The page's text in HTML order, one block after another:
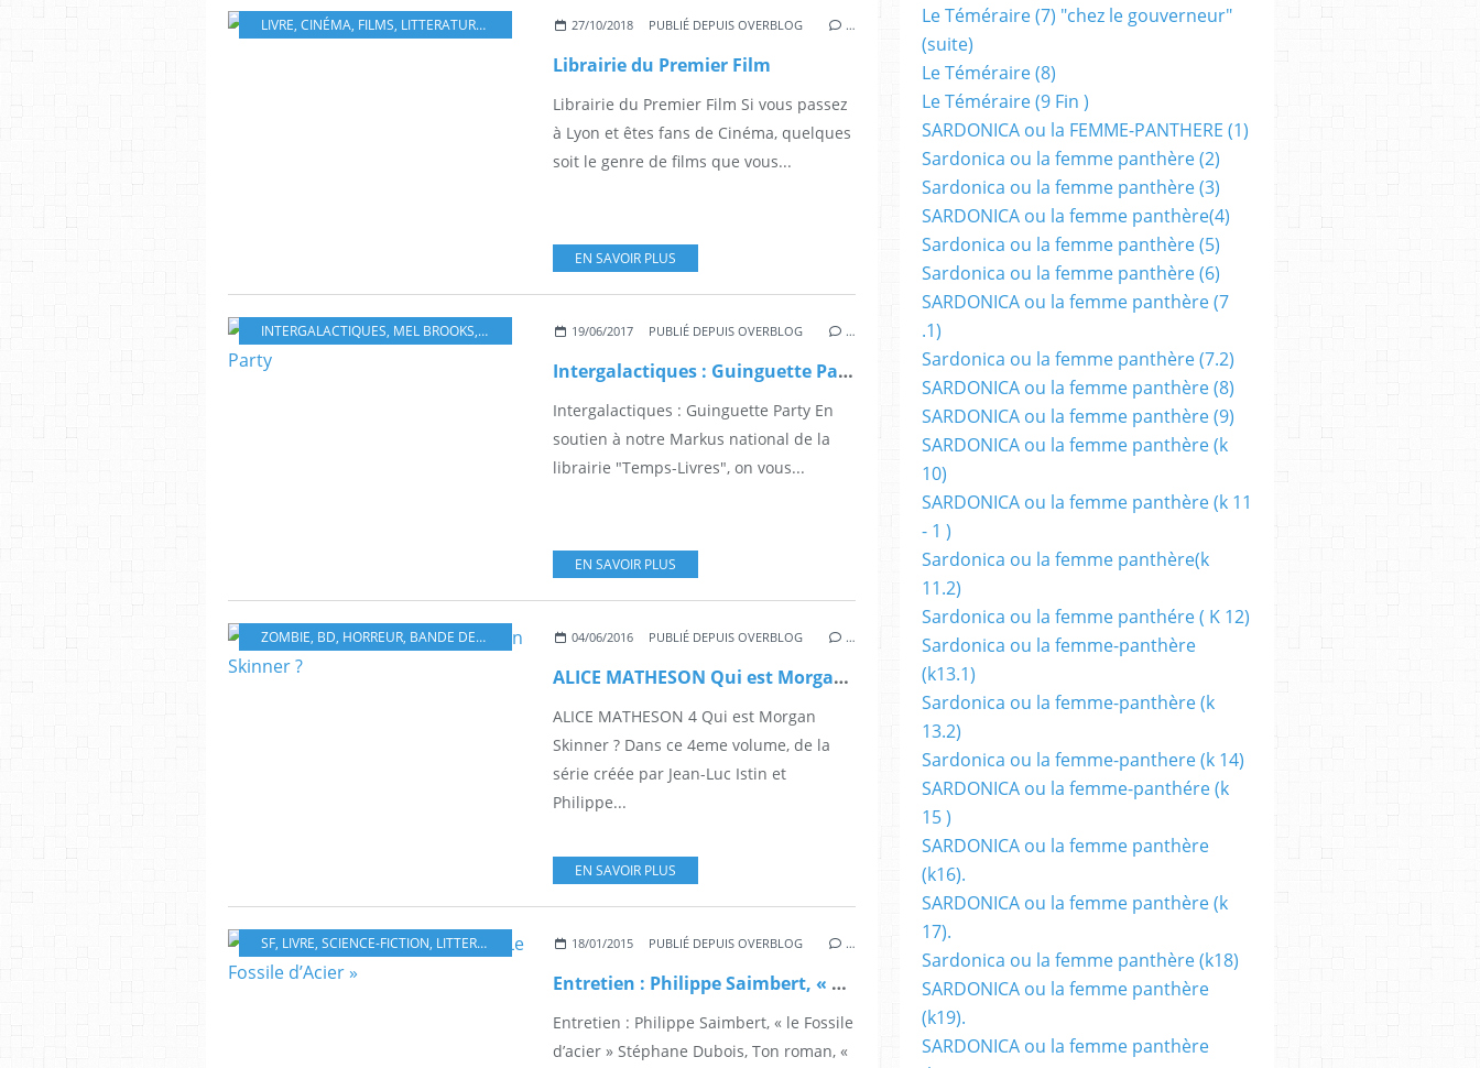
LIVRE, CINÉMA, FILMS, LITTERATURE , CINÉMA -DVD,FESTIVAL LUMIERE LYON
27/10/2018 PUBLIÉ DEPUIS OVERBLOG …
Librairie du Premier Film
Librairie du Premier Film Si vous passez
à Lyon et êtes fans de Cinéma, quelques
soit le genre de films que vous...
EN SAVOIR PLUS
INTERGALACTIQUES, MEL BROOKS, SALON LIVRE, DEDICASSE CINÉMA,CONCERT,FANTASTIQUE FANTASY, AUTEUR
19/06/2017 PUBLIÉ DEPUIS OVERBLOG …
Intergalactiques : Guinguette Party
Intergalactiques : Guinguette Party En
soutien à notre Markus national de la
librairie "Temps-Livres", on vous...
EN SAVOIR PLUS
ZOMBIE, BD, HORREUR, BANDE DESSINÉ ,FANTASTIQUE,AUTEUR,SOLEIL,ILLUSTRATEUR ALBUM
04/06/2016 PUBLIÉ DEPUIS OVERBLOG …
ALICE MATHESON Qui est Morgan Skinner ?
ALICE MATHESON 4 Qui est Morgan
Skinner ? Dans ce 4eme volume, de la
série créée par Jean-Luc Istin et
Philippe...
EN SAVOIR PLUS
SF, LIVRE, SCIENCE-FICTION, LITTERATURE , FANTASTIQUE,THRILLER,HORREUR,BD
18/01/2015 PUBLIÉ DEPUIS OVERBLOG …
Entretien : Philippe Saimbert, « Le Fossile d’Acier »
Entretien : Philippe Saimbert, « le Fossile
d’acier » Stéphane Dubois, Ton roman, «
Le Téméraire (7) "chez le gouverneur"
(suite)
Le Téméraire (8)
Le Téméraire (9 Fin )
SARDONICA ou la FEMME-PANTHERE (1)
Sardonica ou la femme panthère (2)
Sardonica ou la femme panthère (3)
SARDONICA ou la femme panthère(4)
Sardonica ou la femme panthère (5)
Sardonica ou la femme panthère (6)
SARDONICA ou la femme panthère (7
.1)
Sardonica ou la femme panthère (7.2)
SARDONICA ou la femme panthère (8)
SARDONICA ou la femme panthère (9)
SARDONICA ou la femme panthère (k
10)
SARDONICA ou la femme panthère (k 11
- 1 )
Sardonica ou la femme panthère(k
11.2)
Sardonica ou la femme panthére ( K 12)
Sardonica ou la femme-panthère
(k13.1)
Sardonica ou la femme-panthère (k
13.2)
Sardonica ou la femme-panthere (k 14)
SARDONICA ou la femme-panthére (k
15 )
SARDONICA ou la femme panthère
(k16).
SARDONICA ou la femme panthère (k
17).
Sardonica ou la femme panthère (k18)
SARDONICA ou la femme panthère
(k19).
SARDONICA ou la femme panthère